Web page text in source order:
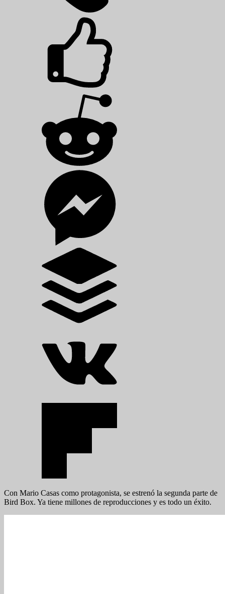
Con Mario Casas como protagonista, se estrenó la segunda parte de
Bird Box. Ya tiene millones de reproducciones y es todo un éxito.